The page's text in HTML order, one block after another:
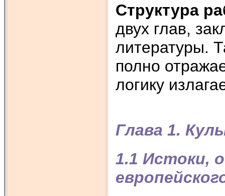
Структура
двух глав,
литературы.
полно
логику
Глава 1.
1.1 Истоки,